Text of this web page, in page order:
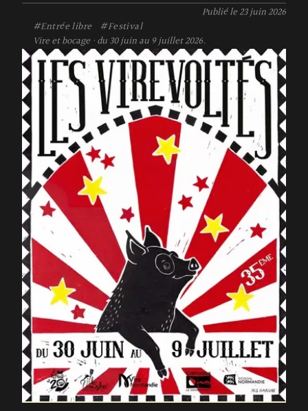
Publié le23 juin 2026
#Entrée libre
#Festival
Vire et bocage · du 30 juin au 9 juillet 2026.